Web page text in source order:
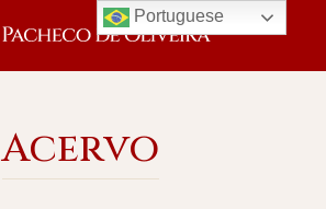
Acervo
Portuguese